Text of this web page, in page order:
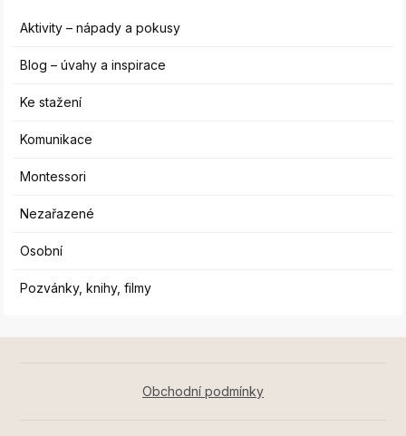
Aktivity – nápady a pokusy
Blog – úvahy a inspirace
Ke stažení
Komunikace
Montessori
Nezařazené
Osobní
Pozvánky, knihy, filmy
Obchodní podmínky